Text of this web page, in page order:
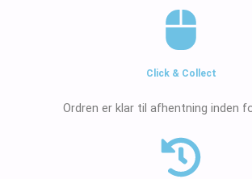
Click & Collect
Ordren er klar til afhentning inden